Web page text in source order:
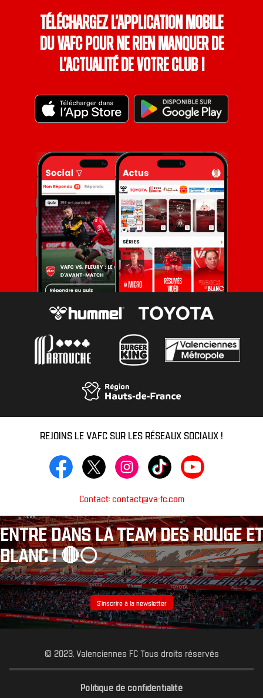
Téléchargez l’application mobile
du VAFC pour ne rien manquer de
l’actualité de votre club !
REJOINS LE VAFC SUR LES RÉSEAUX SOCIAUX !
Contact: contact@va-fc.com
ENTRE DANS LA TEAM DES ROUGE ET
BLANC ! 🔴⚪️
S’inscrire à la newsletter
© 2023, Valenciennes FC Tous droits réservés
Politique de confidentialité